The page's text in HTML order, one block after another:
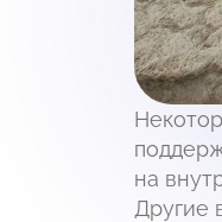
на
Другие